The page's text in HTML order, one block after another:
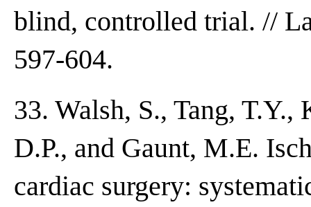
blind, controlled trial. //
597-604.
33. Walsh, S., Tang,
D.P., and Gaunt, M.E.
cardiac surgery: